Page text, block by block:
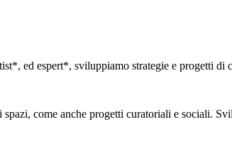
ed espert*, sviluppiamo strategie e progetti di
come anche progetti curatoriali e sociali.